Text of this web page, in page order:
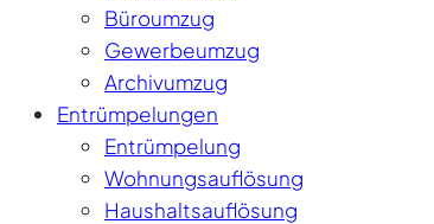
Büroumzug
Gewerbeumzug
Archivumzug
Entrümpelungen
Entrümpelung
Wohnungsauflösung
Haushaltsauflösung